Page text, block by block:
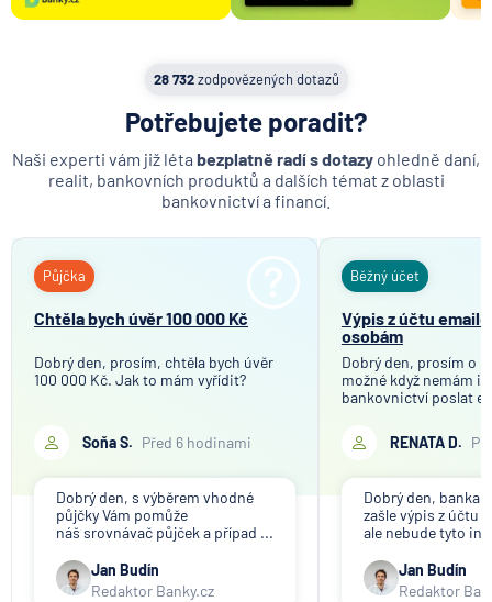
Osobní bankéř
Rodinný příslušník
28 732zodpovězených dotazů
Potřebujete poradit?
Naši experti vám již léta bezplatně radí s dotazy ohledně daní,
realit, bankovních produktů a dalších témat z oblasti
bankovnictví a financí.
Půjčka
Chtěla bych úvěr 100 000 Kč
Dobrý den, prosím, chtěla bych úvěr
100 000 Kč. Jak to mám vyřídit?
Soňa S. Před 6 hodinami
Dobrý den, s výběrem vhodné
půjčky Vám pomůže
náš srovnávač půjček a případ ...
Jan Budín
Redaktor Banky.cz
Běžný účet
Výpis z účtu
osobám
Dobrý den, prosím o
možné když nemám
bankovnictví poslat
RENATA D.
Dobrý den, banka
zašle výpis z účtu
ale nebude tyto
Jan Budín
Redaktor